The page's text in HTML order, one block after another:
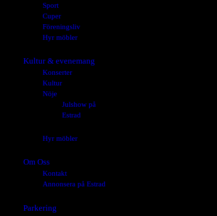
Sport
Cuper
Föreningsliv
Hyr möbler
Kultur & evenemang
Konserter
Kultur
Nöje
Julshow på
Estrad
Hyr möbler
Om Oss
Kontakt
Annonsera på Estrad
Parkering